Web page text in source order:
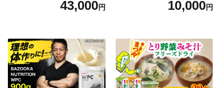
理 重箱 お正月 冷凍おせち 縁
ち 本格おせち おせち予約 年
末 年始 お取り寄せ 新春 贅沢
おせち こだわりおせち 惣菜
老舗おせち ふるさと納税お
せち 御節 お節料理 正月 調理
不要 おせち料理2027
43,000円
ャンプ アウトドア キャンプ
10,000円